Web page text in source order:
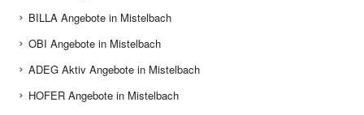
BILLA Angebote in Mistelbach
OBI Angebote in Mistelbach
ADEG Aktiv Angebote in Mistelbach
HOFER Angebote in Mistelbach